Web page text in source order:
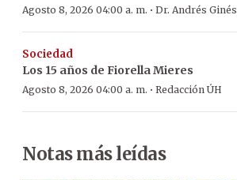
Agosto 8, 2026 04:00 a. m. · Dr. Andrés Ginés
Sociedad
Los 15 años de Fiorella Mieres
Agosto 8, 2026 04:00 a. m. · Redacción ÚH
Notas más leídas